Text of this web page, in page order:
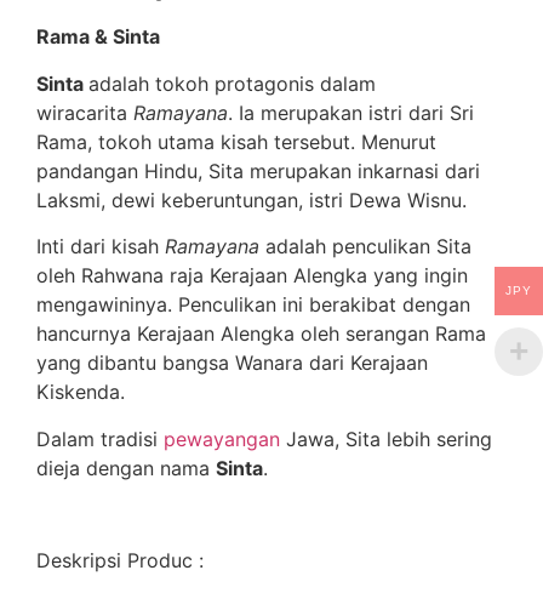
Rama & Sinta
Sinta adalah tokoh protagonis dalam
wiracarita Ramayana. Ia merupakan istri dari Sri
Rama, tokoh utama kisah tersebut. Menurut
pandangan Hindu, Sita merupakan inkarnasi dari
Laksmi, dewi keberuntungan, istri Dewa Wisnu.
Inti dari kisah Ramayana adalah penculikan Sita
oleh Rahwana raja Kerajaan Alengka yang ingin
mengawininya. Penculikan ini berakibat dengan
hancurnya Kerajaan Alengka oleh serangan Rama
yang dibantu bangsa Wanara dari Kerajaan
Kiskenda.
Dalam tradisi pewayangan Jawa, Sita lebih sering
dieja dengan nama Sinta.
Deskripsi Produc :
JPY